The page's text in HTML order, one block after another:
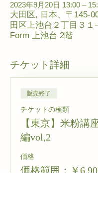
2023年9月20日 13:00 –
大田区, 日本、〒145-
田区上池台２丁目３１
Form 上池台 2階
チケット詳細
販売終了
チケットの種類
【東京】米粉
編vol,2
価格
価格範囲：￥